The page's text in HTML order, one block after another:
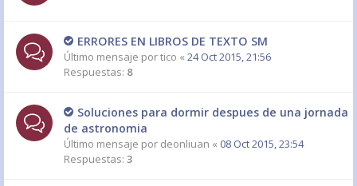
ERRORES EN LIBROS DE TEXTO SM
Último mensaje portico « 24 Oct 2015, 21:56
Respuestas: 8
Soluciones para dormir despues de una jornada
de astronomia
Último mensaje por deonliuan « 08 Oct 2015, 23:54
Respuestas: 3